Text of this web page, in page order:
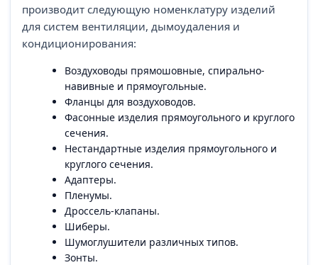
производит следующую номенклатуру изделий
для систем вентиляции, дымоудаления и
кондиционирования:
Воздуховоды прямошовные, спирально-
навивные и прямоугольные.
Фланцы для воздуховодов.
Фасонные изделия прямоугольного и круглого
сечения.
Нестандартные изделия прямоугольного и
круглого сечения.
Адаптеры.
Пленумы.
Дроссель-клапаны.
Шиберы.
Шумоглушители различных типов.
Зонты.